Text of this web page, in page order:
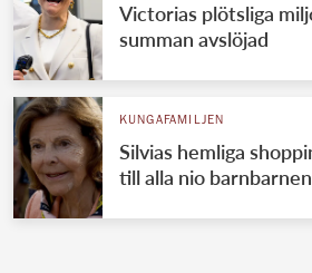
Victorias plötsliga
summan avslöjad
KUNGAFAMILJEN
Silvias hemliga
till alla nio barnbarnen